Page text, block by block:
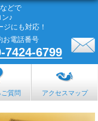
どで
♪
にも対応！
お電話番号
7424-6799
ご質問 アクセスマップ